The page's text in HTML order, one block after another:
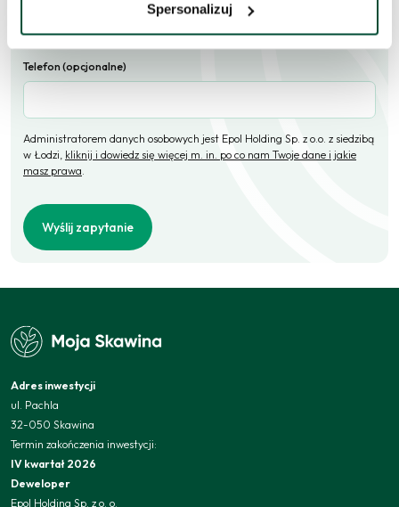
Spersonalizuj
Telefon (opcjonalne)
Administratorem danych osobowych jest Epol Holding Sp. z o.o. z siedzibą
w Łodzi, kliknij i dowiedz się więcej m. in. po co nam Twoje dane i jakie
masz prawa.
Wyślij zapytanie
Adres inwestycji
ul. Pachla
32-050 Skawina
Termin zakończenia inwestycji:
IV kwartał 2026
Deweloper
Epol Holding Sp. z o. o.